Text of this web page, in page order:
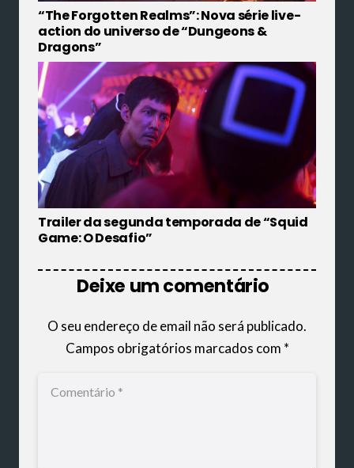
“The Forgotten Realms”: Nova série live-
action do universo de “Dungeons &
Dragons”
Trailer da segunda temporada de “Squid
Game: O Desafio”
Deixe um comentário
O seu endereço de email não será publicado.
Campos obrigatórios marcados com *